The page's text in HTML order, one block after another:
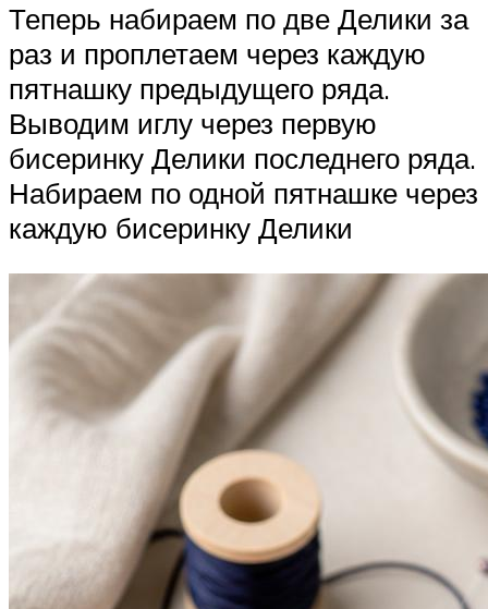
Теперь набираем по две Делики за
раз и проплетаем через каждую
пятнашку предыдущего ряда.
Выводим иглу через первую
бисеринку Делики последнего ряда.
Набираем по одной пятнашке через
каждую бисеринку Делики